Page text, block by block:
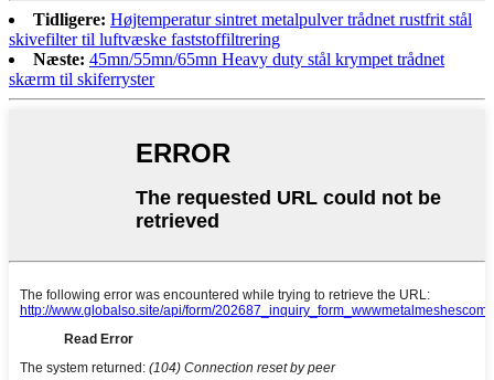
Tidligere: Højtemperatur sintret metalpulver trådnet rustfrit stål
skivefilter til luftvæske faststoffiltrering
Næste: 45mn/55mn/65mn Heavy duty stål krympet trådnet
skærm til skiferryster